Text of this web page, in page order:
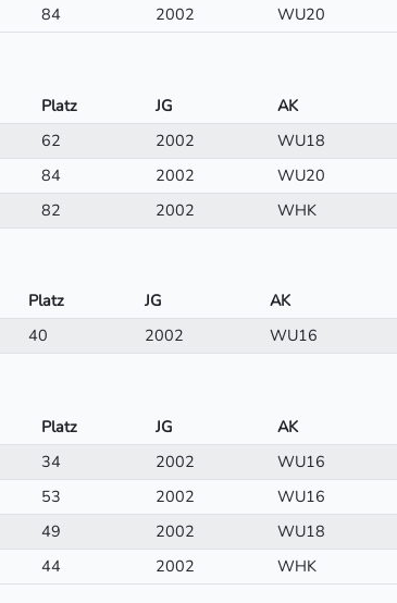
84 2002 WU20
Platz JG AK
62 2002 WU18
84 2002 WU20
82 2002 WHK
Platz JG AK
40 2002 WU16
Platz JG AK
34 2002 WU16
53 2002 WU16
49 2002 WU18
44 2002 WHK